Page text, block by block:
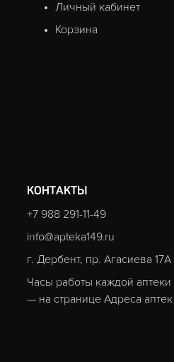
Личный кабинет
Корзина
КОНТАКТЫ
+7 988 291-11-49
info@apteka149.ru
г. Дербент, пр. Агасиева 17А
Часы работы каждой аптеки
— на странице Адреса аптек